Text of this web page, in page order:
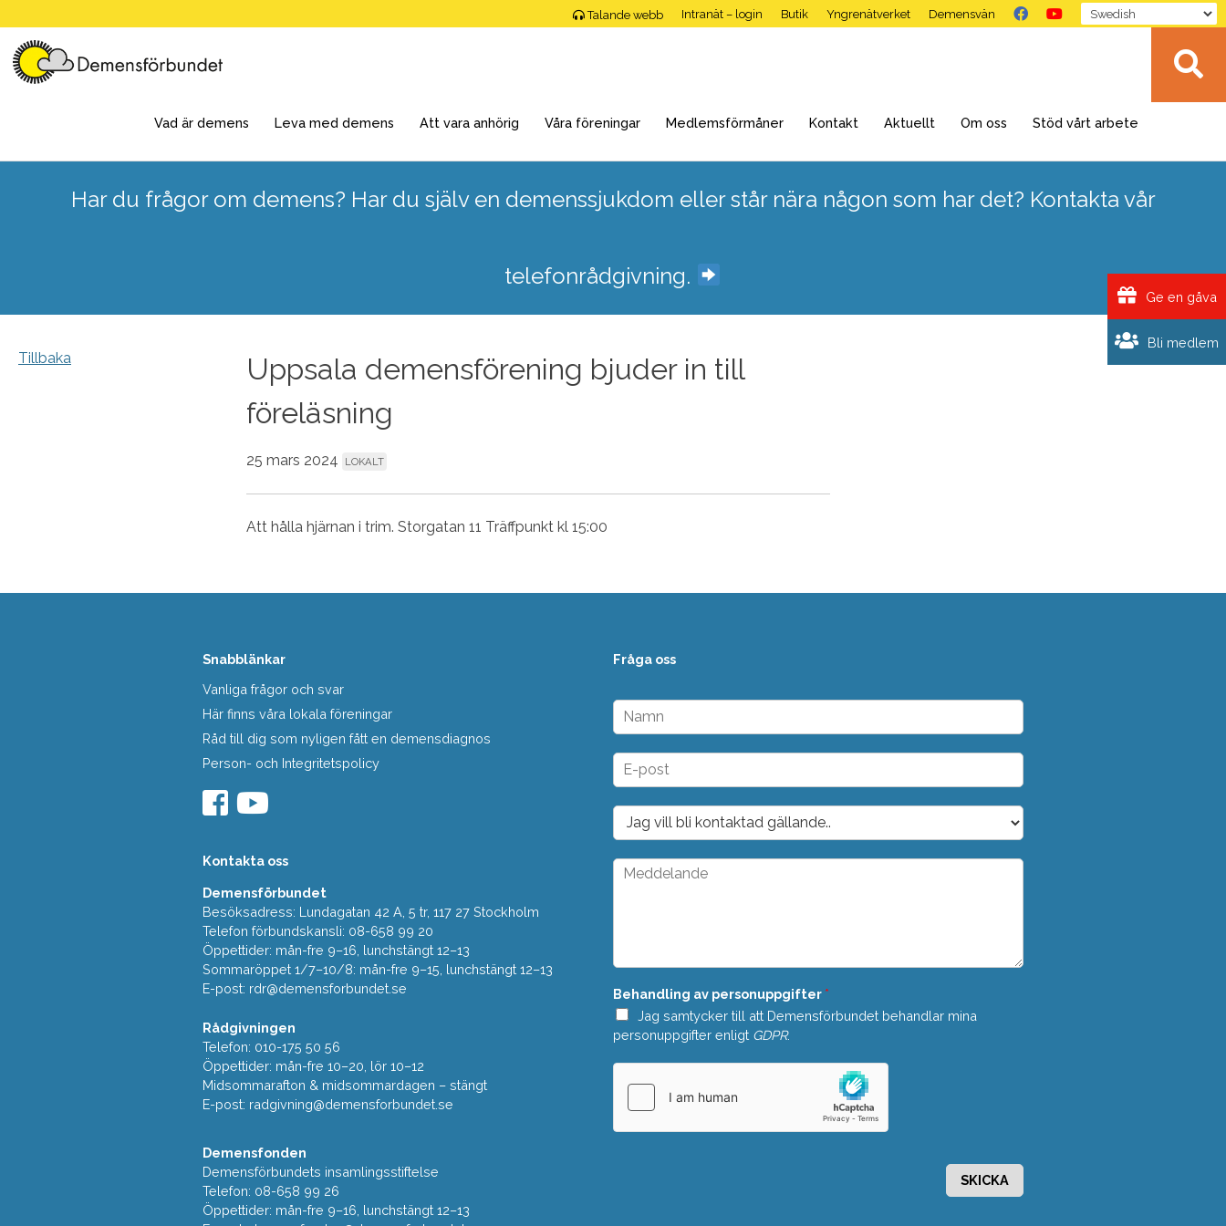
to
content
Talande webb Intranät – login Butik Yngrenätverket Demensvän
Vad är demens Leva med demens Att vara anhörig Våra föreningar Medlemsförmåner Kontakt Aktuellt Om oss Stöd vårt arbete
Har du frågor om demens? Har du själv en demenssjukdom eller står nära någon som har det? Kontakta vår
telefonrådgivning.
Tillbaka
Uppsala demensförening bjuder in till
föreläsning
25 mars 2024 LOKALT
Att hålla hjärnan i trim. Storgatan 11 Träffpunkt kl 15:00
Snabblänkar
Vanliga frågor och svar
Här finns våra lokala föreningar
Råd till dig som nyligen fått en demensdiagnos
Person- och Integritetspolicy
Kontakta oss
Demensförbundet
Besöksadress: Lundagatan 42 A, 5 tr, 117 27 Stockholm
Telefon förbundskansli: 08-658 99 20
Öppettider: mån-fre 9–16, lunchstängt 12–13
Sommaröppet 1/7–10/8: mån-fre 9–15, lunchstängt 12–13
E-post: rdr@demensforbundet.se
Rådgivningen
Telefon: 010-175 50 56
Öppettider: mån-fre 10–20, lör 10–12
Midsommarafton & midsommardagen – stängt
E-post: radgivning@demensforbundet.se
Demensfonden
Demensförbundets insamlingsstiftelse
Telefon: 08-658 99 26
Öppettider: mån-fre 9–16, lunchstängt 12–13
Fråga oss
N
m
n
E
p
o
t
*
D
o
p
M
a
d
e
*
Behandling av personuppgifter *
Jag samtycker till att Demensförbundet behandlar mina
personuppgifter enligt GDPR.
SKICKA
Bli medlem
Ge en gåva